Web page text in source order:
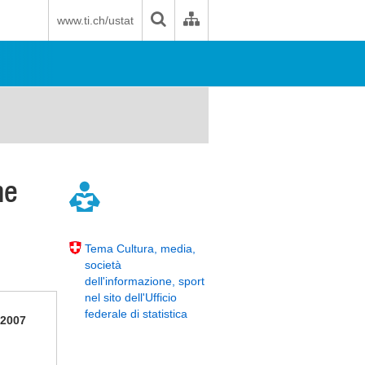
www.ti.ch/ustat
Tema Cultura, media,
società
dell'informazione, sport
nel sito dell'Ufficio
federale di statistica